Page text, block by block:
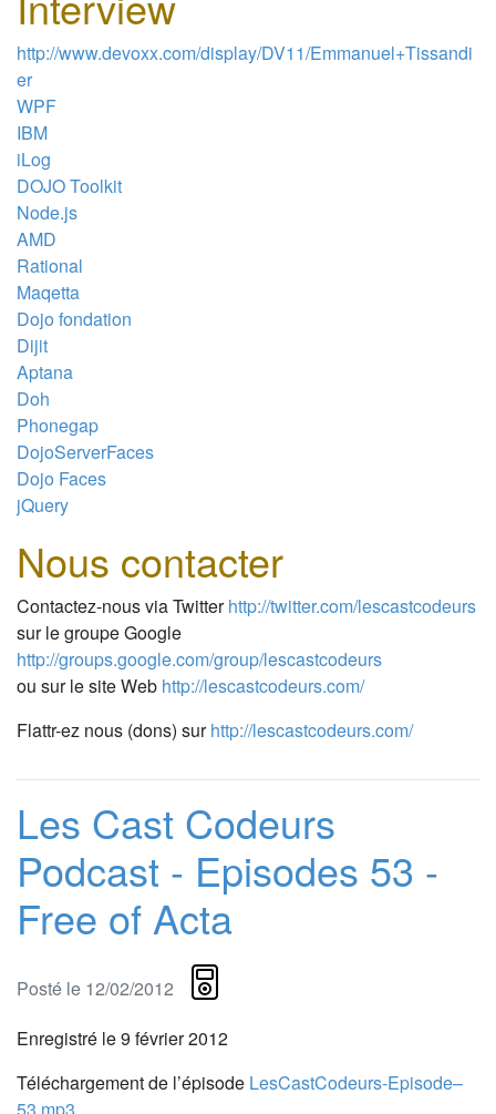
http://www.devoxx.com/display/DV11/Emmanuel+Tissandi
er
WPF
IBM
iLog
DOJO Toolkit
Node.js
AMD
Rational
Maqetta
Dojo fondation
Dijit
Aptana
Doh
Phonegap
DojoServerFaces
Dojo Faces
jQuery
Nous contacter
Contactez-nous via Twitterhttp://twitter.com/lescastcodeurs
sur le groupe Google
http://groups.google.com/group/lescastcodeurs
ou sur le site Web http://lescastcodeurs.com/
Flattr-ez nous (dons) surhttp://lescastcodeurs.com/
Les Cast Codeurs
Podcast - Episodes 53 -
Free of Acta
Posté le 12/02/2012
Enregistré le 9 février 2012
Téléchargement de l’épisode LesCastCodeurs-Episode–